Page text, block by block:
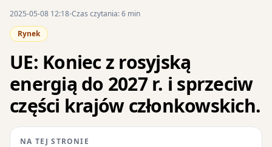
2025-05-08 12:18 Czas czytania: 6 min
Rynek
UE: Koniec z rosyjską
energią do 2027 r. i sprzeciw
części krajów członkowskich.
NA TEJ STRONIE